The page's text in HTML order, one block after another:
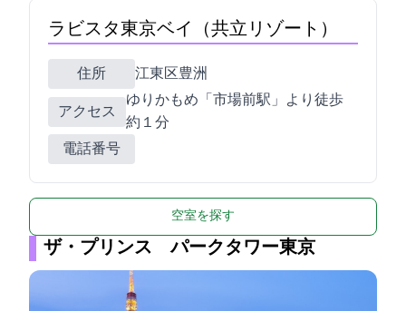
ラビスタ東京ベイ（共立リゾート）
住所 江東区豊洲6-4-40
アクセス
ゆりかもめ「市場前駅」より徒歩
約１分
電話番号
空室を探す
ザ・プリンス パークタワー東京